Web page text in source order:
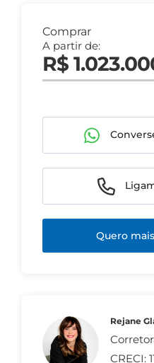
Comprar
A partir de:
R$
Quero
Rejane
CRECI: